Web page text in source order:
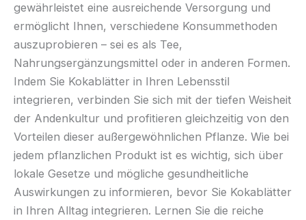
gewährleistet eine ausreichende Versorgung und
ermöglicht Ihnen, verschiedene Konsummethoden
auszuprobieren – sei es als Tee,
Nahrungsergänzungsmittel oder in anderen Formen.
Indem Sie Kokablätter in Ihren Lebensstil
integrieren, verbinden Sie sich mit der tiefen Weisheit
der Andenkultur und profitieren gleichzeitig von den
Vorteilen dieser außergewöhnlichen Pflanze. Wie bei
jedem pflanzlichen Produkt ist es wichtig, sich über
lokale Gesetze und mögliche gesundheitliche
Auswirkungen zu informieren, bevor Sie Kokablätter
in Ihren Alltag integrieren. Lernen Sie die reiche